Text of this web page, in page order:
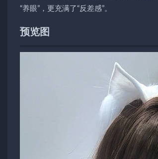
“养眼”，更充满了“反差感”。
预览图